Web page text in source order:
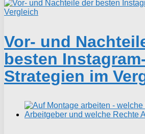
Vor- und
besten
Strategien im